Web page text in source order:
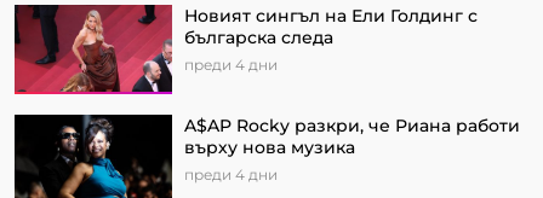
Новият сингъл на Ели Голдинг с
българска следа
преди 4 дни
A$AP Rocky разкри, че Риана работи
върху нова музика
преди 4 дни